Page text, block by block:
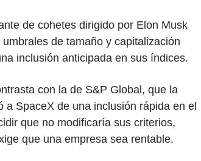
de cohetes dirigido por Elon Musk
de tamaño y capitalización
inclusión anticipada en sus índices.
con la de S&P Global, que la
a SpaceX de una inclusión rápida en el
que no modificaría sus criterios,
que una empresa sea rentable.